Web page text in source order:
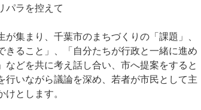
パラを控えて
集まり、千葉市のまちづくりの「課題」、
きること」、「自分たちが行政と一緒に進め
などを共に考え話し合い、市へ提案をすると
行いながら議論を深め、若者が市民として主
とします。